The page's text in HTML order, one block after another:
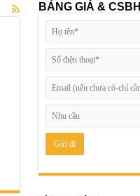
BẢNG GIÁ & CSBH